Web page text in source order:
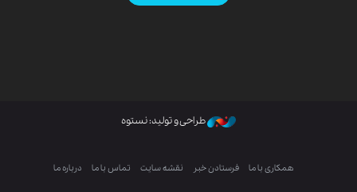
طراحی و تولید: نستوه
همکاری با ما فرستادن خبر نقشه سایت تماس با ما درباره ما